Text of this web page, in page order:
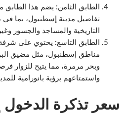
الطابق الثامن: يضم هذا
تفاصيل مدينة إسطنبول، بما في
التاريخية والمساجد والجسور
الطابق التاسع: يحتوي على
مناطق إسطنبول، مثل مضيق
وبحر مرمرة، مما يتيح للزوار
واستمتاعهم برؤية بانورامية
سعر تذكرة